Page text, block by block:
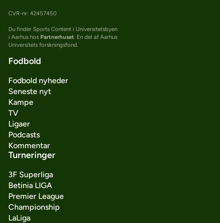
CVR-nr: 42457450
Du finder Sports Content i Universitetsbyen
i Aarhus hos Partnerhuset . En del af Aarhus
Universitets forskningsfond.
Fodbold
Fodbold nyheder
Seneste nyt
Kampe
TV
Ligaer
Podcasts
Kommentar
Turneringer
3F Superliga
Betinia LIGA
Premier League
Championship
LaLiga